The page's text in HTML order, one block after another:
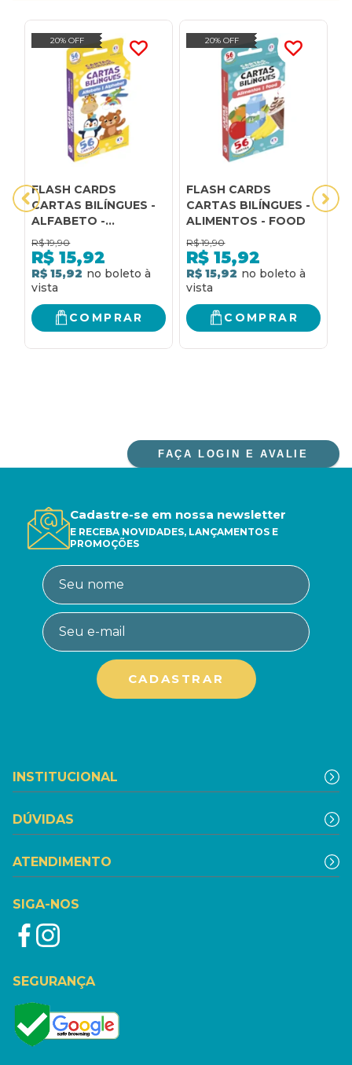
20% OFF
FLASH CARDS
CARTAS BILÍNGUES -
ALFABETO -
ALPHABET
R$ 19,90
R$ 15,92
R$ 15,92
COMPRAR
20% OFF
FLASH CARDS
CARTAS BILÍNGUES -
ALIMENTOS - FOOD
R$ 19,90
R$ 15,92
R$ 15,92
COMPRAR
FAÇA LOGIN E AVALIE
Cadastre-se em nossa newsletter
E RECEBA NOVIDADES, LANÇAMENTOS E
PROMOÇÕES
INSTITUCIONAL
DÚVIDAS
ATENDIMENTO
SIGA-NOS
SEGURANÇA